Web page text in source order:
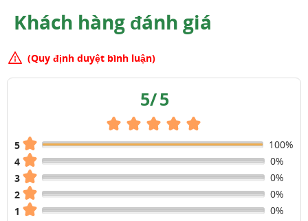
Khách hàng đánh giá
(Quy định duyệt bình luận)
5/5
5
100%
4
0%
3
0%
2
0%
1
0%